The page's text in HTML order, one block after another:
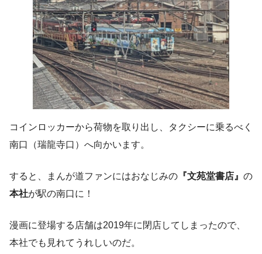
コインロッカーから荷物を取り出し、タクシーに乗るべく
南口（瑞龍寺口）へ向かいます。
すると、まんが道ファンにはおなじみの 『文苑堂書店』 の
本社が駅の南口に！
漫画に登場する店舗は2019年に閉店してしまったので、
本社でも見れてうれしいのだ。